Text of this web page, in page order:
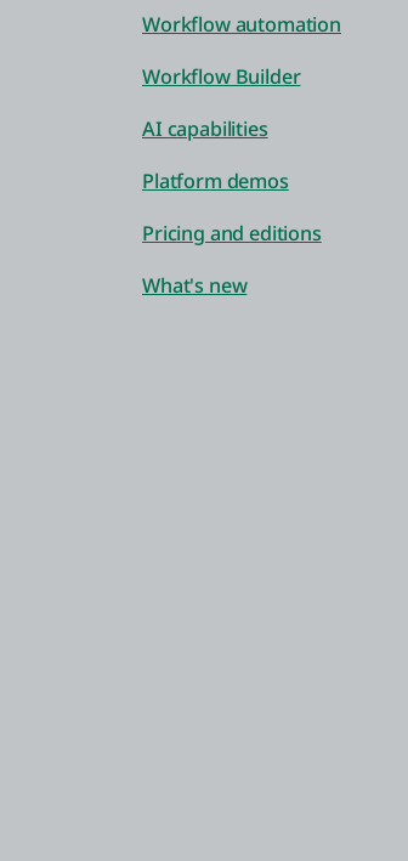
Workflow automation
Workflow Builder
AI capabilities
Platform demos
Pricing and editions
What's new